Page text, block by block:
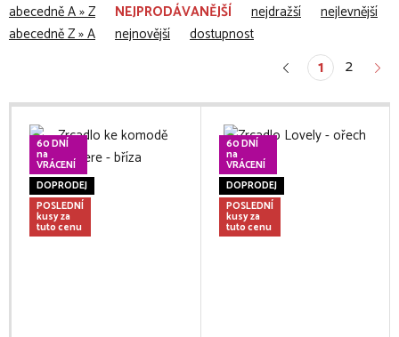
abecedně A » Z NEJPRODÁVANĚJŠÍ nejdražší
nejlevnější
abecedně Z » A
nejnovější dostupnost
1 2
60 DNÍ
na
VRÁCENÍ
DOPRODEJ
POSLEDNÍ
kusy za
tuto cenu
60 DNÍ
na
VRÁCENÍ
DOPRODEJ
POSLEDNÍ
kusy za
tuto cenu